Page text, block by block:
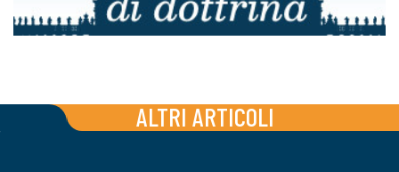
ALTRI ARTICOLI